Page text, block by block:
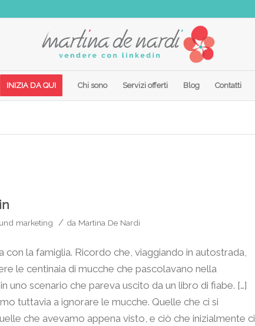
INIZIA DA QUI Chi sono Servizi offerti Blog Contatti
marketing / da Martina De Nardi
con la famiglia. Ricordo che, viaggiando in autostrada,
le centinaia di mucche che pascolavano nella
uno scenario che pareva uscito da un libro di fiabe. […]
tuttavia a ignorare le mucche. Quelle che ci si
che avevamo appena visto, e ciò che inizialmente ci